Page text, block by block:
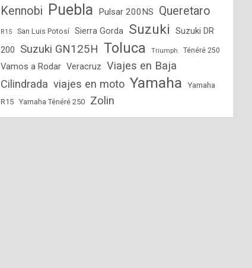
Kennobi
Puebla Pulsar 200NS Queretaro
R15 San Luis Potosí Sierra Gorda Suzuki
Suzuki DR
200
Suzuki GN125H Toluca Triumph Ténéré 250
Vamos a Rodar Veracruz Viajes en Baja
Cilindrada viajes en moto Yamaha
Yamaha
R15
Yamaha Ténéré 250 Zolin